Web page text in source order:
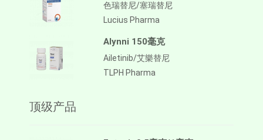
色瑞替尼/塞瑞替尼
Lucius Pharma
Alynni 150毫克
Ailetinib/艾樂替尼
TLPH Pharma
顶级产品